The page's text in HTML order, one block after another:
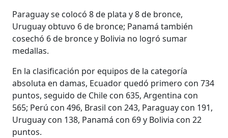
Paraguay se colocó 8 de plata y 8 de bronce,
Uruguay obtuvo 6 de bronce; Panamá también
cosechó 6 de bronce y Bolivia no logró sumar
medallas.
En la clasificación por equipos de la categoría
absoluta en damas, Ecuador quedó primero con 734
puntos, seguido de Chile con 635, Argentina con
565; Perú con 496, Brasil con 243, Paraguay con 191,
Uruguay con 138, Panamá con 69 y Bolivia con 22
puntos.